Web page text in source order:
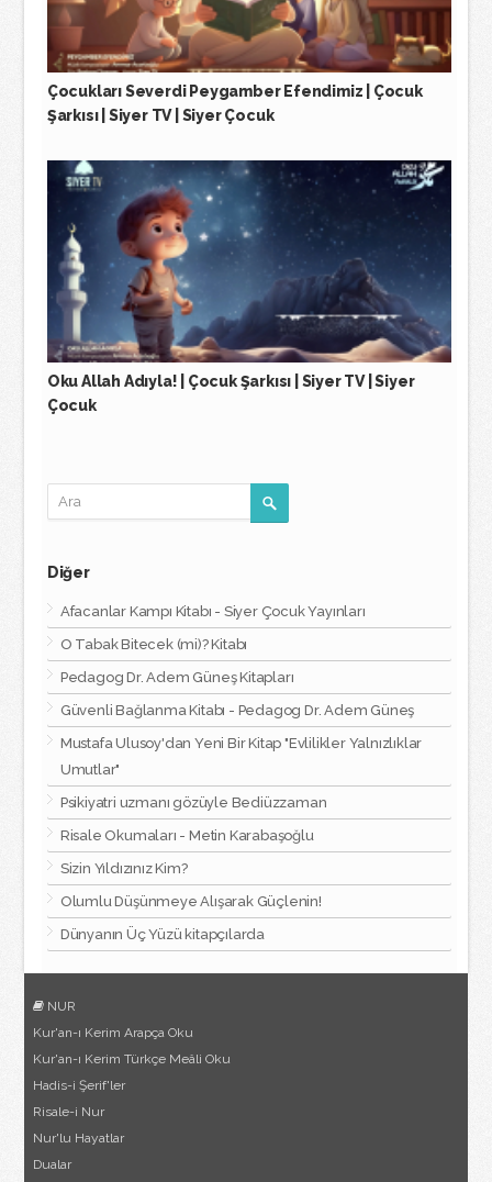
Çocukları Severdi Peygamber Efendimiz | Çocuk
Şarkısı | Siyer TV | Siyer Çocuk
Oku Allah Adıyla! | Çocuk Şarkısı | Siyer TV | Siyer
Çocuk
Diğer
Afacanlar Kampı Kitabı - Siyer Çocuk Yayınları
O Tabak Bitecek (mi)? Kitabı
Pedagog Dr. Adem Güneş Kitapları
Güvenli Bağlanma Kitabı - Pedagog Dr. Adem Güneş
Mustafa Ulusoy'dan Yeni Bir Kitap "Evlilikler Yalnızlıklar
Umutlar"
Psikiyatri uzmanı gözüyle Bediüzzaman
Risale Okumaları - Metin Karabaşoğlu
Sizin Yıldızınız Kim?
Olumlu Düşünmeye Alışarak Güçlenin!
Dünyanın Üç Yüzü kitapçılarda
NUR
Kur'an-ı Kerim Arapça Oku
Kur'an-ı Kerim Türkçe Meâli Oku
Hadis-i Şerif'ler
Risale-i Nur
Nur'lu Hayatlar
Dualar